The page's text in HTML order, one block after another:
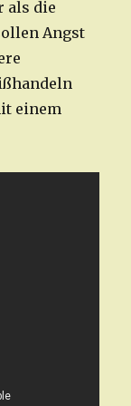
als die
Angst
einem